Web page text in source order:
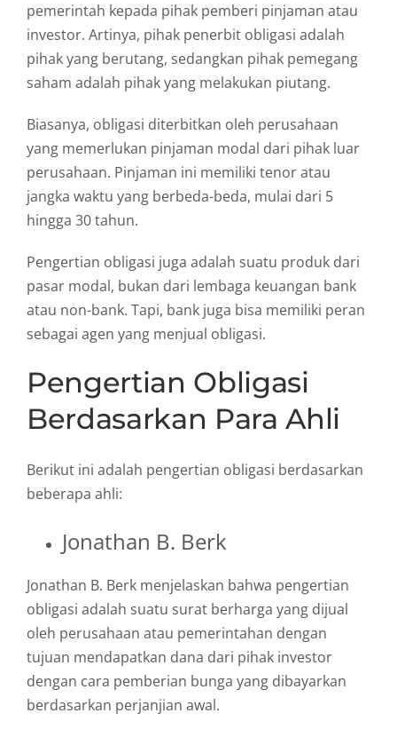
pemerintah kepada pihak pemberi pinjaman atau
investor. Artinya, pihak penerbit obligasi adalah
pihak yang berutang, sedangkan pihak pemegang
saham adalah pihak yang melakukan piutang.
Biasanya, obligasi diterbitkan oleh perusahaan
yang memerlukan pinjaman modal dari pihak luar
perusahaan. Pinjaman ini memiliki tenor atau
jangka waktu yang berbeda-beda, mulai dari 5
hingga 30 tahun.
Pengertian obligasi juga adalah suatu produk dari
pasar modal, bukan dari lembaga keuangan bank
atau non-bank. Tapi, bank juga bisa memiliki peran
sebagai agen yang menjual obligasi.
Pengertian Obligasi
Berdasarkan Para Ahli
Berikut ini adalah pengertian obligasi berdasarkan
beberapa ahli:
Jonathan B. Berk
Jonathan B. Berk menjelaskan bahwa pengertian
obligasi adalah suatu surat berharga yang dijual
oleh perusahaan atau pemerintahan dengan
tujuan mendapatkan dana dari pihak investor
dengan cara pemberian bunga yang dibayarkan
berdasarkan perjanjian awal.